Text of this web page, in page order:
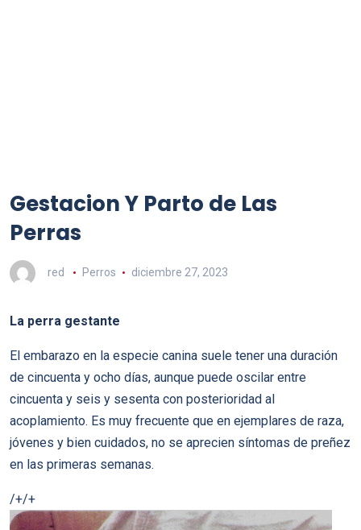
Gestacion Y Parto de Las
Perras
red Perros diciembre 27, 2023
La perra gestante
El embarazo en la especie canina suele tener una duración
de cincuenta y ocho días, aunque puede oscilar entre
cincuenta y seis y sesenta con posterioridad al
acoplamiento. Es muy frecuente que en ejemplares de raza,
jóvenes y bien cuidados, no se aprecien síntomas de preñez
en las primeras semanas.
/+/+